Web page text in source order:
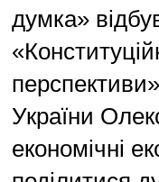
думка»
України
економічні